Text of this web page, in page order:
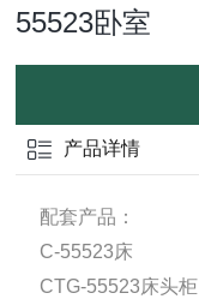
55523卧室
产品详情
配套产品：
C-55523床
CTG-55523床头柜